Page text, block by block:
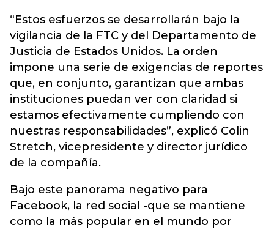
“Estos esfuerzos se desarrollarán bajo la
vigilancia de la FTC y del Departamento de
Justicia de Estados Unidos. La orden
impone una serie de exigencias de reportes
que, en conjunto, garantizan que ambas
instituciones puedan ver con claridad si
estamos efectivamente cumpliendo con
nuestras responsabilidades”, explicó Colin
Stretch, vicepresidente y director jurídico
de la compañía.
Bajo este panorama negativo para
Facebook, la red social -que se mantiene
como la más popular en el mundo por